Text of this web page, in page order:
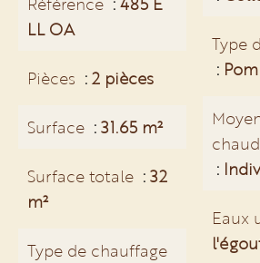
LL OA
Pièces 2 pièces
Surface 31.65 m²
Surface totale
32
m²
Type de chauffage
Type
Eaux